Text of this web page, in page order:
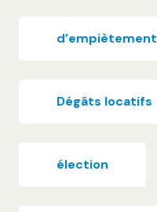
d’empiètement
Dégâts locatifs
élection